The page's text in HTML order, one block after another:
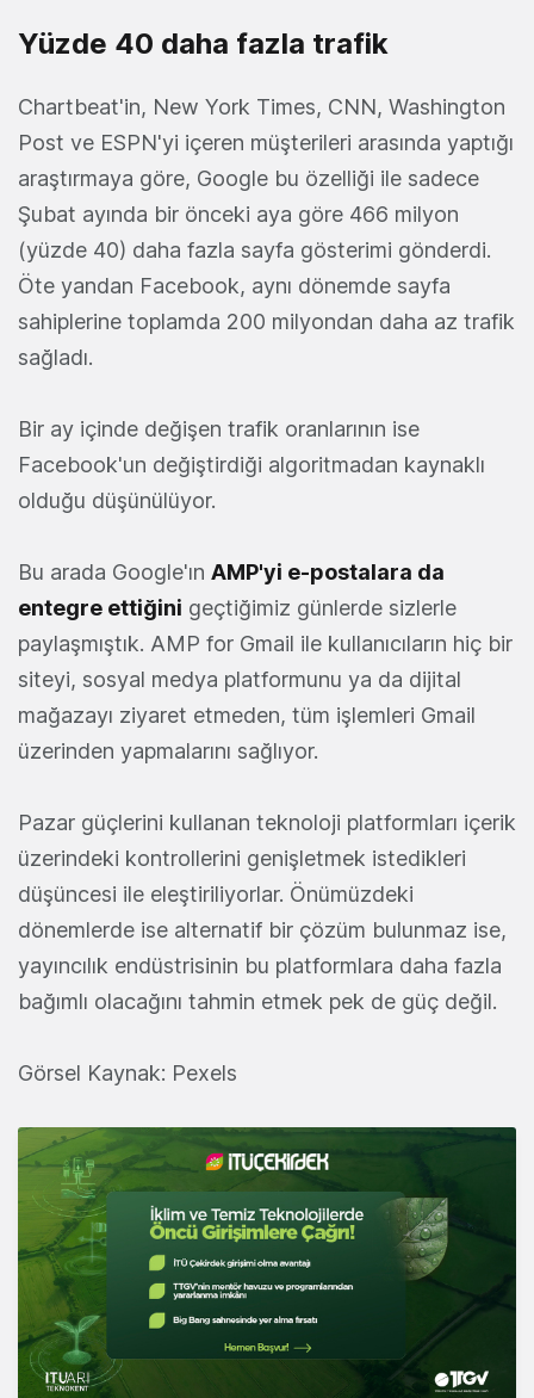
Yüzde 40 daha fazla trafik
Chartbeat'in, New York Times, CNN, Washington
Post ve ESPN'yi içeren müşterileri arasında yaptığı
araştırmaya göre, Google bu özelliği ile sadece
Şubat ayında bir önceki aya göre 466 milyon
(yüzde 40) daha fazla sayfa gösterimi gönderdi.
Öte yandan Facebook, aynı dönemde sayfa
sahiplerine toplamda 200 milyondan daha az trafik
sağladı.
Bir ay içinde değişen trafik oranlarının ise
Facebook'un değiştirdiği algoritmadan kaynaklı
olduğu düşünülüyor.
Bu arada Google'ın AMP'yi e-postalara da
entegre ettiğini geçtiğimiz günlerde sizlerle
paylaşmıştık. AMP for Gmail ile kullanıcıların hiç bir
siteyi, sosyal medya platformunu ya da dijital
mağazayı ziyaret etmeden, tüm işlemleri Gmail
üzerinden yapmalarını sağlıyor.
Pazar güçlerini kullanan teknoloji platformları içerik
üzerindeki kontrollerini genişletmek istedikleri
düşüncesi ile eleştiriliyorlar. Önümüzdeki
dönemlerde ise alternatif bir çözüm bulunmaz ise,
yayıncılık endüstrisinin bu platformlara daha fazla
bağımlı olacağını tahmin etmek pek de güç değil.
Görsel Kaynak: Pexels